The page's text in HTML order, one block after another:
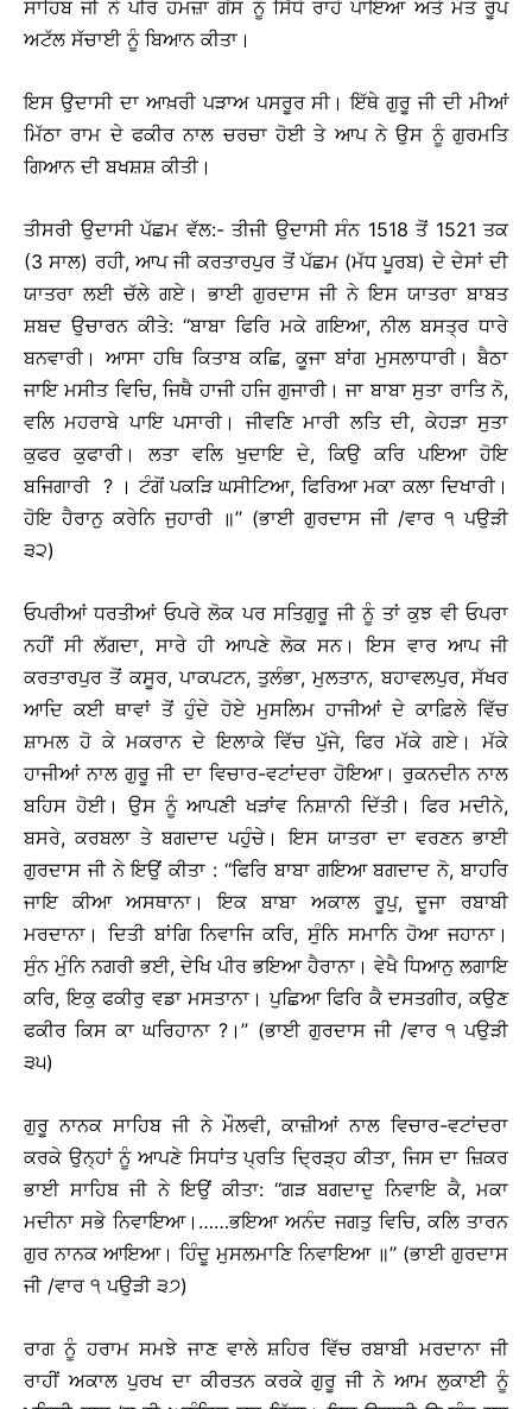
ਸਾਹਿਬ ਜੀ ਨੇ ਪੀਰ ਹਮਜ਼ਾ ਗੋਂਸ ਨੂੰ ਸਿੱਧੇ ਰਾਹੇ ਪਾਇਆ ਅਤੇ ਮੌਤ ਰੂਪ
ਅਟੱਲ ਸੱਚਾਈ ਨੂੰ ਬਿਆਨ ਕੀਤਾ।
ਇਸ ਉਦਾਸੀ ਦਾ ਆਖ਼ਰੀ ਪੜਾਅ ਪਸਰੂਰ ਸੀ। ਇੱਥੇ ਗੁਰੂ ਜੀ ਦੀ ਮੀਆਂ
ਮਿੱਠਾ ਰਾਮ ਦੇ ਫਕੀਰ ਨਾਲ ਚਰਚਾ ਹੋਈ ਤੇ ਆਪ ਨੇ ਉਸ ਨੂੰ ਗੁਰਮਤਿ
ਗਿਆਨ ਦੀ ਬਖਸ਼ਸ਼ ਕੀਤੀ।
ਤੀਸਰੀ ਉਦਾਸੀ ਪੱਛਮ ਵੱਲ:- ਤੀਜੀ ਉਦਾਸੀ ਸੰਨ 1518 ਤੋਂ 1521 ਤਕ
(3 ਸਾਲ) ਰਹੀ, ਆਪ ਜੀ ਕਰਤਾਰਪੁਰ ਤੋਂ ਪੱਛਮ (ਮੱਧ ਪੂਰਬ) ਦੇ ਦੇਸਾਂ ਦੀ
ਯਾਤਰਾ ਲਈ ਚੱਲੇ ਗਏ। ਭਾਈ ਗੁਰਦਾਸ ਜੀ ਨੇ ਇਸ ਯਾਤਰਾ ਬਾਬਤ
ਸ਼ਬਦ ਉਚਾਰਨ ਕੀਤੇ: ‘‘ਬਾਬਾ ਫਿਰਿ ਮਕੇ ਗਇਆ, ਨੀਲ ਬਸਤ੍ਰ ਧਾਰੇ
ਬਨਵਾਰੀ। ਆਸਾ ਹਥਿ ਕਿਤਾਬ ਕਛਿ, ਕੂਜਾ ਬਾਂਗ ਮੁਸਲਾਧਾਰੀ। ਬੈਠਾ
ਜਾਇ ਮਸੀਤ ਵਿਚਿ, ਜਿਥੈ ਹਾਜੀ ਹਜਿ ਗੁਜਾਰੀ। ਜਾ ਬਾਬਾ ਸੁਤਾ ਰਾਤਿ ਨੋ,
ਵਲਿ ਮਹਰਾਬੇ ਪਾਇ ਪਸਾਰੀ। ਜੀਵਣਿ ਮਾਰੀ ਲਤਿ ਦੀ, ਕੇਹੜਾ ਸੁਤਾ
ਕੁਫਰ ਕੁਫਾਰੀ। ਲਤਾ ਵਲਿ ਖੁਦਾਇ ਦੇ, ਕਿਉ ਕਰਿ ਪਇਆ ਹੋਇ
ਬਜਿਗਾਰੀ ? । ਟੰਗੋਂ ਪਕੜਿ ਘਸੀਟਿਆ, ਫਿਰਿਆ ਮਕਾ ਕਲਾ ਦਿਖਾਰੀ।
ਹੋਇ ਹੈਰਾਨੁ ਕਰੇਨਿ ਜੁਹਾਰੀ ॥’’ (ਭਾਈ ਗੁਰਦਾਸ ਜੀ /ਵਾਰ ੧ ਪਉੜੀ
੩੨)
ਓਪਰੀਆਂ ਧਰਤੀਆਂ ਓਪਰੇ ਲੋਕ ਪਰ ਸਤਿਗੁਰੂ ਜੀ ਨੂੰ ਤਾਂ ਕੁਝ ਵੀ ਓਪਰਾ
ਨਹੀਂ ਸੀ ਲੱਗਦਾ, ਸਾਰੇ ਹੀ ਆਪਣੇ ਲੋਕ ਸਨ। ਇਸ ਵਾਰ ਆਪ ਜੀ
ਕਰਤਾਰਪੁਰ ਤੋਂ ਕਸੂਰ, ਪਾਕਪਟਨ, ਤੁਲੰਭਾ, ਮੁਲਤਾਨ, ਬਹਾਵਲਪੁਰ, ਸੱਖਰ
ਆਦਿ ਕਈ ਥਾਵਾਂ ਤੋਂ ਹੁੰਦੇ ਹੋਏ ਮੁਸਲਿਮ ਹਾਜੀਆਂ ਦੇ ਕਾਫ਼ਿਲੇ ਵਿੱਚ
ਸ਼ਾਮਲ ਹੋ ਕੇ ਮਕਰਾਨ ਦੇ ਇਲਾਕੇ ਵਿੱਚ ਪੁੱਜੇ, ਫਿਰ ਮੱਕੇ ਗਏ। ਮੱਕੇ
ਹਾਜੀਆਂ ਨਾਲ ਗੁਰੂ ਜੀ ਦਾ ਵਿਚਾਰ-ਵਟਾਂਦਰਾ ਹੋਇਆ। ਰੁਕਨਦੀਨ ਨਾਲ
ਬਹਿਸ ਹੋਈ। ਉਸ ਨੂੰ ਆਪਣੀ ਖੜਾਂਵ ਨਿਸ਼ਾਨੀ ਦਿੱਤੀ। ਫਿਰ ਮਦੀਨੇ,
ਬਸਰੇ, ਕਰਬਲਾ ਤੇ ਬਗਦਾਦ ਪਹੁੰਚੇ। ਇਸ ਯਾਤਰਾ ਦਾ ਵਰਣਨ ਭਾਈ
ਗੁਰਦਾਸ ਜੀ ਨੇ ਇਉਂ ਕੀਤਾ : ‘‘ਫਿਰਿ ਬਾਬਾ ਗਇਆ ਬਗਦਾਦ ਨੋ, ਬਾਹਰਿ
ਜਾਇ ਕੀਆ ਅਸਥਾਨਾ। ਇਕ ਬਾਬਾ ਅਕਾਲ ਰੂਪੁ, ਦੂਜਾ ਰਬਾਬੀ
ਮਰਦਾਨਾ। ਦਿਤੀ ਬਾਂਗਿ ਨਿਵਾਜਿ ਕਰਿ, ਸੁੰਨਿ ਸਮਾਨਿ ਹੋਆ ਜਹਾਨਾ।
ਸੁੰਨ ਮੁੰਨਿ ਨਗਰੀ ਭਈ, ਦੇਖਿ ਪੀਰ ਭਇਆ ਹੈਰਾਨਾ। ਵੇਖੈ ਧਿਆਨੁ ਲਗਾਇ
ਕਰਿ, ਇਕੁ ਫਕੀਰੁ ਵਡਾ ਮਸਤਾਨਾ। ਪੁਛਿਆ ਫਿਰਿ ਕੈ ਦਸਤਗੀਰ, ਕਉਣ
ਫਕੀਰ ਕਿਸ ਕਾ ਘਰਿਹਾਨਾ ?।’’ (ਭਾਈ ਗੁਰਦਾਸ ਜੀ /ਵਾਰ ੧ ਪਉੜੀ
੩੫)
ਗੁਰੂ ਨਾਨਕ ਸਾਹਿਬ ਜੀ ਨੇ ਮੌਲਵੀ, ਕਾਜ਼ੀਆਂ ਨਾਲ ਵਿਚਾਰ-ਵਟਾਂਦਰਾ
ਕਰਕੇ ਉਨ੍ਹਾਂ ਨੂੰ ਆਪਣੇ ਸਿਧਾਂਤ ਪ੍ਰਤਿ ਦ੍ਰਿੜ੍ਹ ਕੀਤਾ, ਜਿਸ ਦਾ ਜ਼ਿਕਰ
ਭਾਈ ਸਾਹਿਬ ਜੀ ਨੇ ਇਉਂ ਕੀਤਾ: ‘‘ਗੜ ਬਗਦਾਦੁ ਨਿਵਾਇ ਕੈ, ਮਕਾ
ਮਦੀਨਾ ਸਭੇ ਨਿਵਾਇਆ।……ਭਇਆ ਅਨੰਦ ਜਗਤੁ ਵਿਚਿ, ਕਲਿ ਤਾਰਨ
ਗੁਰ ਨਾਨਕ ਆਇਆ। ਹਿੰਦੂ ਮੁਸਲਮਾਣਿ ਨਿਵਾਇਆ ॥’’ (ਭਾਈ ਗੁਰਦਾਸ
ਜੀ /ਵਾਰ ੧ ਪਉੜੀ ੩੭)
ਰਾਗ ਨੂੰ ਹਰਾਮ ਸਮਝੇ ਜਾਣ ਵਾਲੇ ਸ਼ਹਿਰ ਵਿੱਚ ਰਬਾਬੀ ਮਰਦਾਨਾ ਜੀ
ਰਾਹੀਂ ਅਕਾਲ ਪੁਰਖ ਦਾ ਕੀਰਤਨ ਕਰਕੇ ਗੁਰੂ ਜੀ ਨੇ ਆਮ ਲੁਕਾਈ ਨੂੰ